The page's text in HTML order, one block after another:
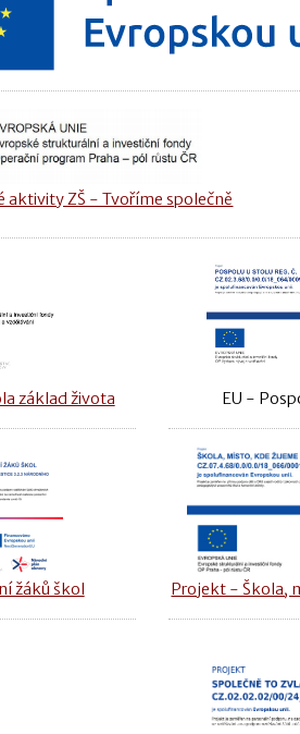
aktivity ZŠ - Tvoříme společně
základ života EU -
žáků škol Projekt - Škola,